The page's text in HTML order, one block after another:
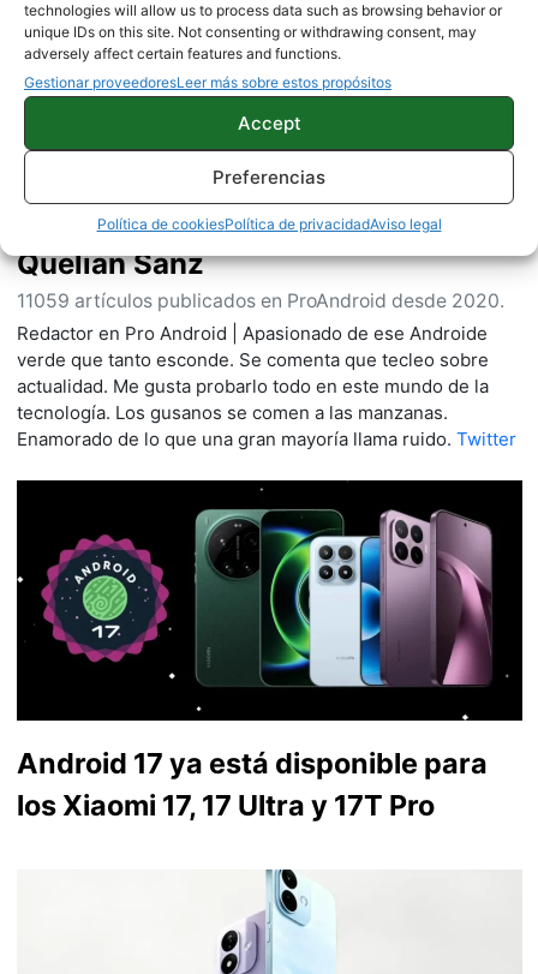
technologies will allow us to process data such as browsing behavior or
unique IDs on this site. Not consenting or withdrawing consent, may
adversely affect certain features and functions.
Gestionar proveedoresLeer más sobre estos propósitos
Accept
Preferencias
Política de cookiesPolítica de privacidadAviso legal
Sobre este autor
Quelian Sanz
11059 artículos publicados en ProAndroid desde 2020.
Redactor en Pro Android | Apasionado de ese Androide
verde que tanto esconde. Se comenta que tecleo sobre
actualidad. Me gusta probarlo todo en este mundo de la
tecnología. Los gusanos se comen a las manzanas.
Enamorado de lo que una gran mayoría llama ruido. Twitter
Android 17 ya está disponible para
los Xiaomi 17, 17 Ultra y 17T Pro